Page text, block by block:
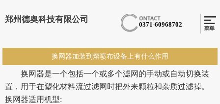
郑州德奥科技有限公司
0371-60968702
换网器加装到熔喷布设备上有什么作用
换网器是一个包括一个或多个滤网的手动或自动切换装
置，用于在塑化材料流过滤网时把外来颗粒和杂质过滤掉。
换网器适用机型: